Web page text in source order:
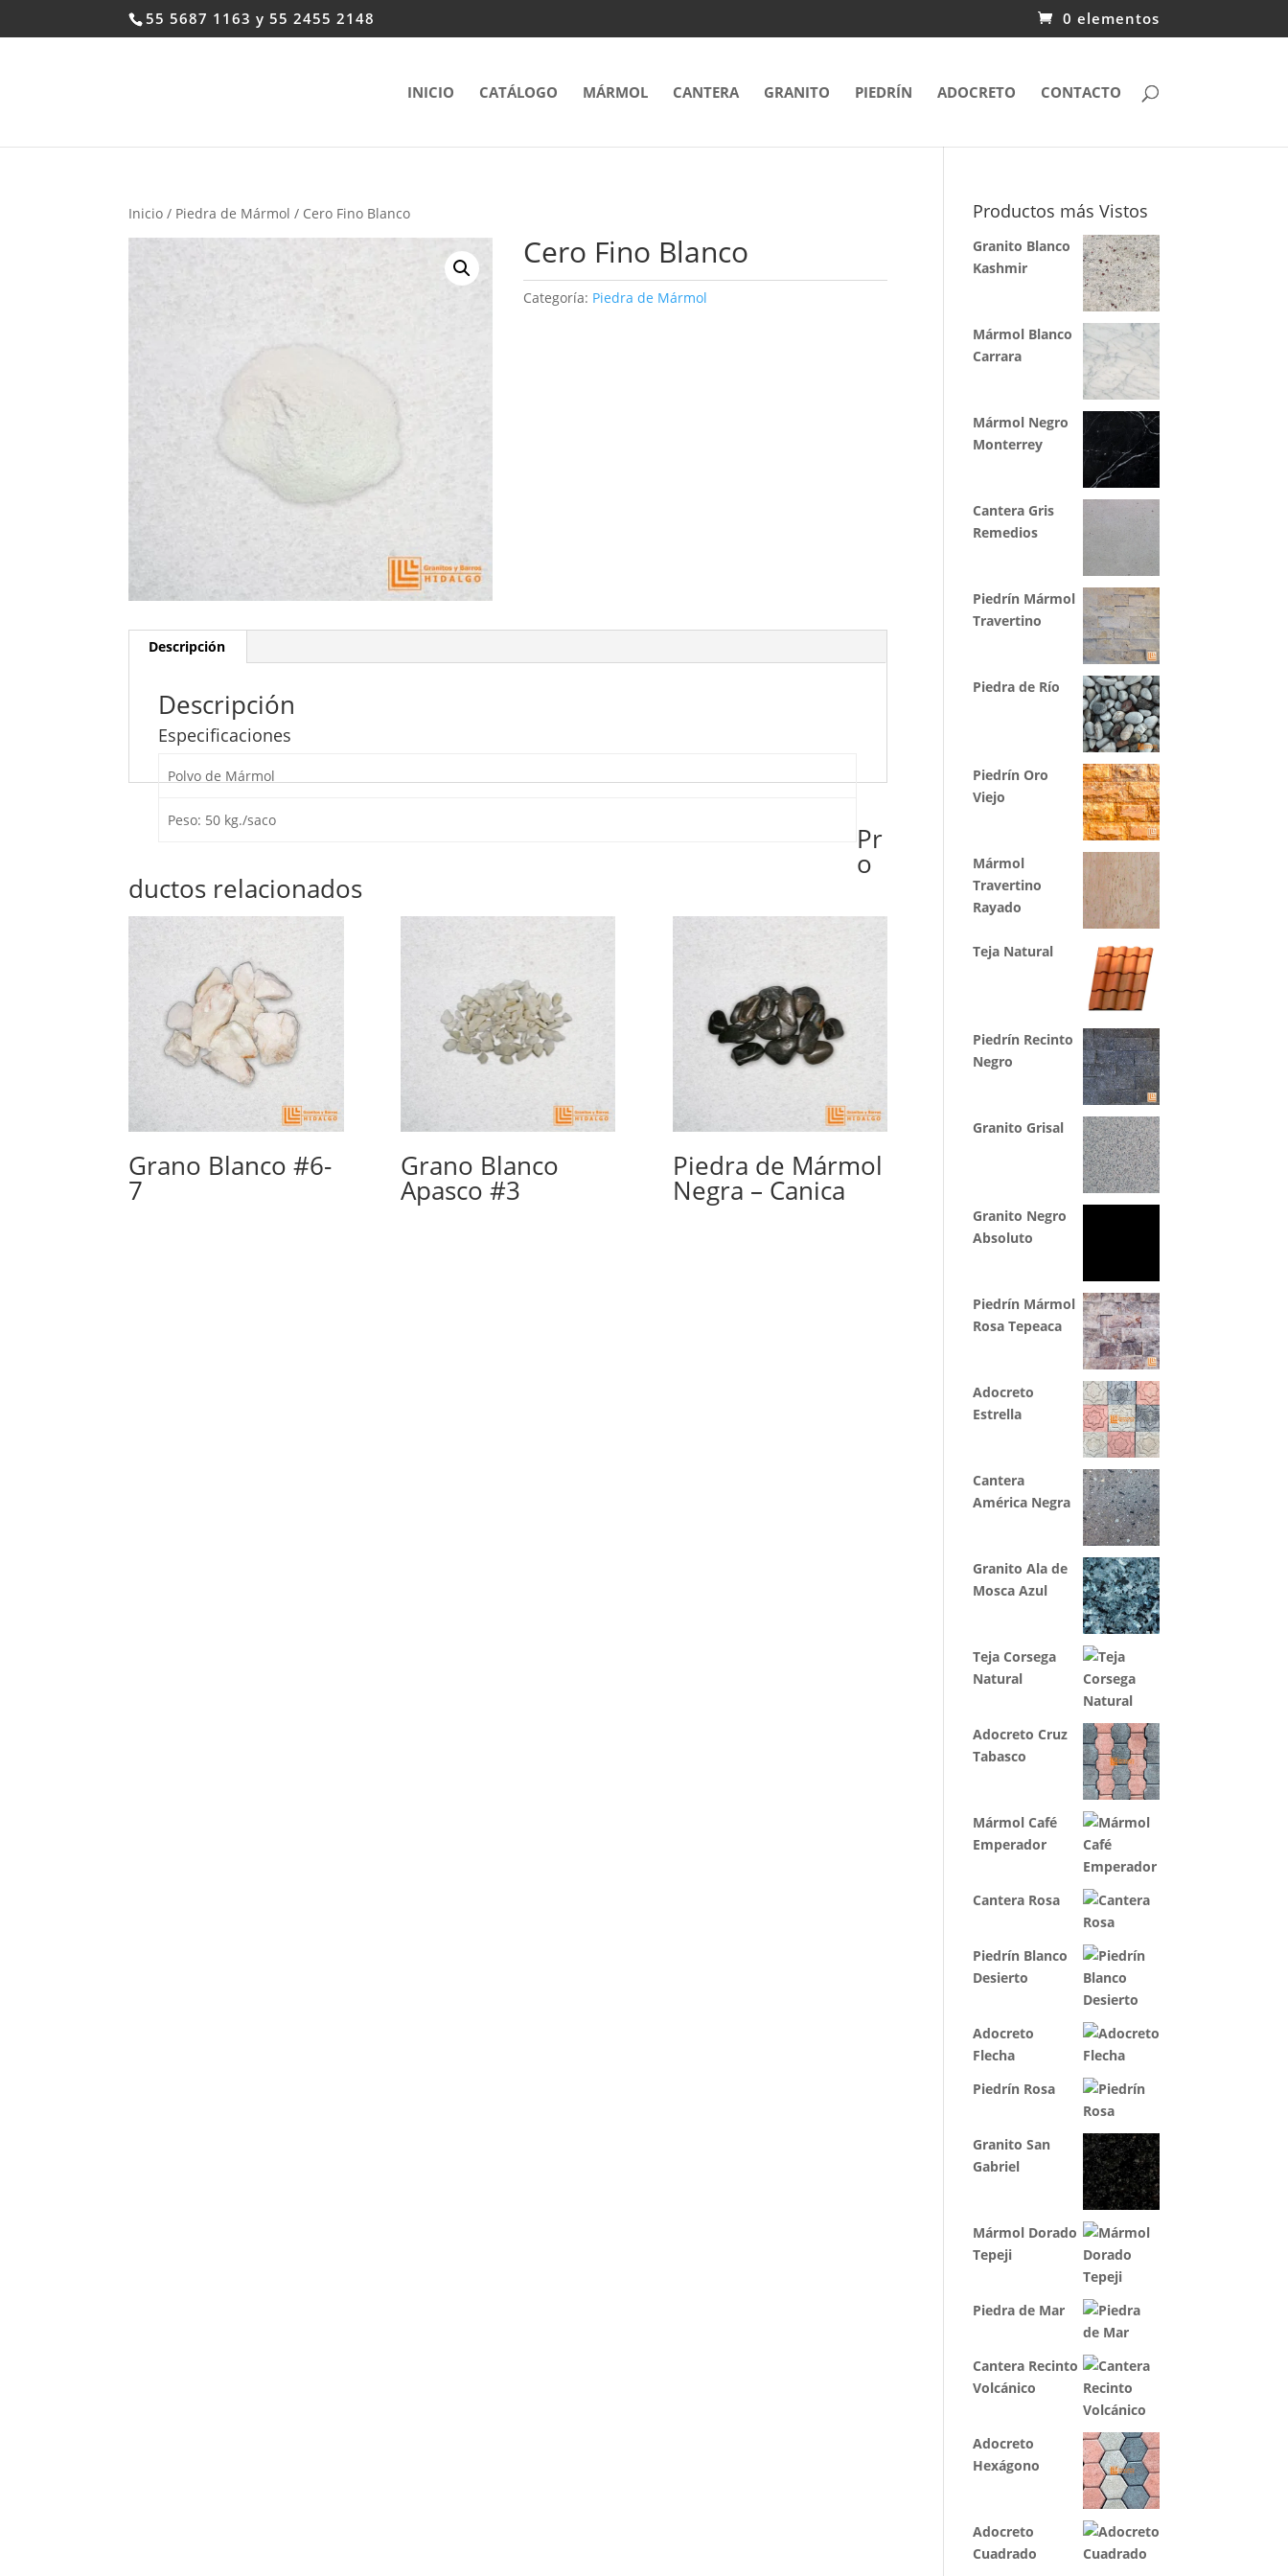
55 5687 1163 y 55 2455 2148 0 elementos
INICIO CATÁLOGO MÁRMOL CANTERA GRANITO PIEDRÍN ADOCRETO CONTACTO
Inicio / Piedra de Mármol / Cero Fino Blanco
Cero Fino Blanco
Categoría: Piedra de Mármol
Descripción
Descripción
Especificaciones
Polvo de Mármol
Peso: 50 kg./saco
Pr
o
ductos relacionados
Grano Blanco #6-
7
Grano Blanco
Apasco #3
Piedra de Mármol
Negra – Canica
Productos más Vistos
Granito Blanco
Kashmir
Mármol Blanco
Carrara
Mármol Negro
Monterrey
Cantera Gris
Remedios
Piedrín Mármol
Travertino
Piedra de Río
Piedrín Oro
Viejo
Mármol
Travertino
Rayado
Teja Natural
Piedrín Recinto
Negro
Granito Grisal
Granito Negro
Absoluto
Piedrín Mármol
Rosa Tepeaca
Adocreto
Estrella
Cantera
América Negra
Granito Ala de
Mosca Azul
Teja Corsega
Natural
Adocreto Cruz
Tabasco
Mármol Café
Emperador
Cantera Rosa
Piedrín Blanco
Desierto
Adocreto
Flecha
Piedrín Rosa
Granito San
Gabriel
Mármol Dorado
Tepeji
Piedra de Mar
Cantera Recinto
Volcánico
Adocreto
Hexágono
Adocreto
Cuadrado